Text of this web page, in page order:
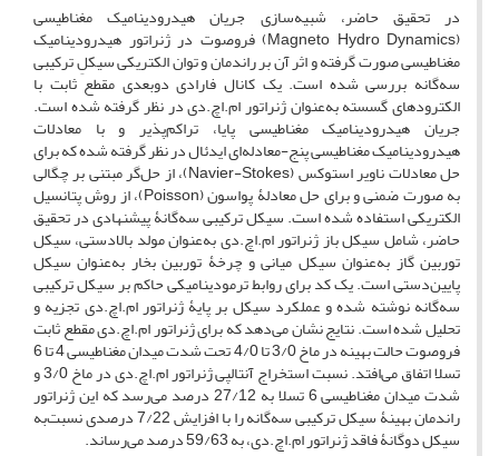
در تحقیق حاضر، شبیه‌سازی جریان هیدرودینامیک مغناطیسی
(s‏Magneto Hydro Dynamic‏‏) فروصوت در ژنراتور هیدرودینامیک
مغناطیسی صورت گرفته و اثر آن بر راندمان و توان الکتریکی سیکلِ ترکیبی
سه‌گانه بررسی شده است. یک کانال فارادی دوبعدی مقطع ثابت با
الکترودهای گسسته به‌عنوان ژنراتور ام.اچ.دی در نظر گرفته شده است.
جریان ‏هیدرودینامیک مغناطیسی پایا، تراکم‌پذیر و با معادلات
هیدرودینامیک مغناطیسی پنج-معادله‌ای ایدئال در نظر گرفته شده که برای
حل معادلات ناویر استوکس (Navier-Stokes)، از حل‌گر مبتنی بر چگالی
به‌ صورت ضمنی و برای حل معادلۀ پواسون (Poisson)، از روش پتانسیل
الکتریکی استفاده شده است. سیکل ترکیبی سه‌گانۀ پیشنهادی در تحقیق
حاضر، شامل سیکل باز ژنراتور ام.اچ.دی به‌عنوان مولد بالادستی، سیکل
توربین گاز به‌عنوان سیکل میانی و چرخۀ توربین بخار به‌عنوان سیکل
پایین‌دستی است. یک کد برای روابط ترمودینامیکی حاکم بر سیکل ترکیبی
سه‌گانه نوشته شده و عملکرد سیکل بر پایۀ ژنراتور ام.اچ.دی تجزیه و
تحلیل شده است. نتایج نشان می‌دهد که برای ژنراتور ام.اچ.دی مقطع ثابت
فروصوت حالت بهینه در ماخ 3/0 تا 4/0 تحت شدت میدان مغناطیسی 4 تا 6
تسلا اتفاق می‌افتد. نسبت استخراج آنتالپی ژنراتور ام.اچ.دی در ماخ 3/0 و
شدت میدان مغناطیسی 6 تسلا به 27/12 درصد می‌رسد که این ژنراتور
راندمان بهینۀ سیکل ترکیبی سه‌گانه را با افزایش 7/22 درصدی نسبت‌به
سیکل دوگانۀ فاقد ژنراتور ام.اچ.دی، به 59/63 درصد می‌رساند.